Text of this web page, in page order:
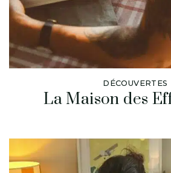
DÉCOUVERTES
La Maison des